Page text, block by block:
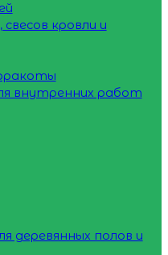
кровли и
внутренних работ
деревянных полов и